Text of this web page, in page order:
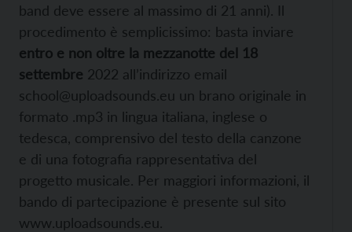
band deve essere al massimo di 21 anni). Il
procedimento è semplicissimo: basta inviare
entro e non oltre la mezzanotte del 18
settembre 2022 all’indirizzo email
school@uploadsounds.eu un brano originale in
formato .mp3 in lingua italiana, inglese o
tedesca, comprensivo del testo della canzone
e di una fotografia rappresentativa del
progetto musicale. Per maggiori informazioni, il
bando di partecipazione è presente sul sito
www.uploadsounds.eu.